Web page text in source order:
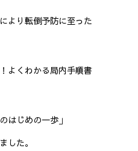
より転倒予防に至った
よくわかる局内手順書
はじめの一歩」
した。